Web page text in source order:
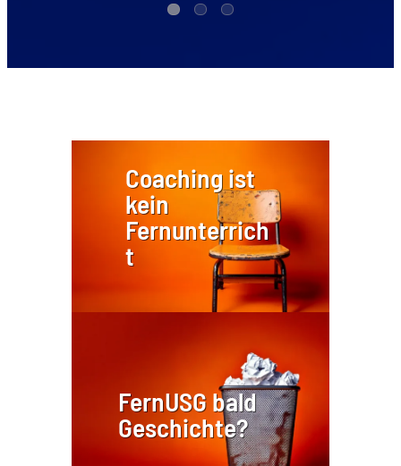
1 2 3
Coaching ist
kein
Fernunterrich
t
FernUSG bald
Geschichte?